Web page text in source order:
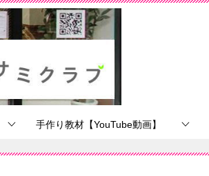
手作り教材【YouTube動画】